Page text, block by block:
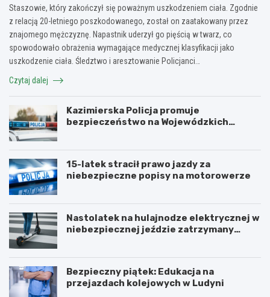
Staszowie, który zakończył się poważnym uszkodzeniem ciała. Zgodnie
z relacją 20-letniego poszkodowanego, został on zaatakowany przez
znajomego mężczyznę. Napastnik uderzył go pięścią w twarz, co
spowodowało obrażenia wymagające medycznej klasyfikacji jako
uszkodzenie ciała. Śledztwo i aresztowanie Policjanci…
Czytaj dalej
Kazimierska Policja promuje
bezpieczeństwo na Wojewódzkich
15-latek stracił prawo jazdy za
niebezpieczne popisy na motorowerze
Nastolatek na hulajnodze elektrycznej w
niebezpiecznej jeździe zatrzymany
Bezpieczny piątek: Edukacja na
przejazdach kolejowych w Ludyni